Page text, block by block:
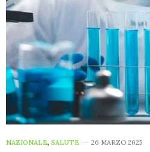
NAZIONALE, SALUTE 26 MARZO 2025